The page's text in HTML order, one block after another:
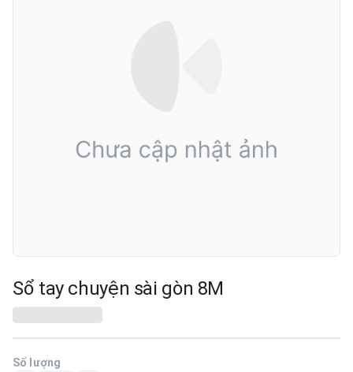
Sổ tay chuyện sài gòn 8M
Số lượng